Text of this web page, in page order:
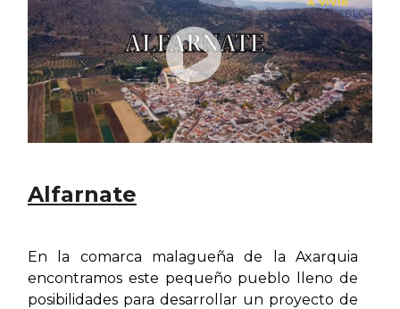
Alfarnate
En la comarca malagueña de la Axarquia
encontramos este pequeño pueblo lleno de
posibilidades para desarrollar un proyecto de